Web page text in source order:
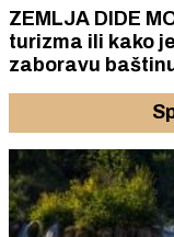
ZEMLJA DIDE
turizma ili kako je don Stipe Perkov oteo
zaboravu